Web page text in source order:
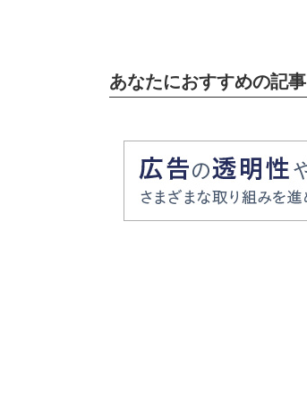
あなたにおすすめの記事